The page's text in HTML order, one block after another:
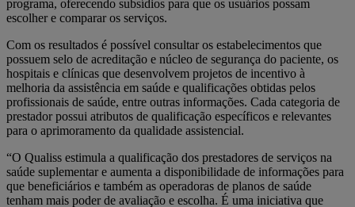
programa, oferecendo subsídios para que os usuários possam
escolher e comparar os serviços.
Com os resultados é possível consultar os estabelecimentos que
possuem selo de acreditação e núcleo de segurança do paciente, os
hospitais e clínicas que desenvolvem projetos de incentivo à
melhoria da assistência em saúde e qualificações obtidas pelos
profissionais de saúde, entre outras informações. Cada categoria de
prestador possui atributos de qualificação específicos e relevantes
para o aprimoramento da qualidade assistencial.
“O Qualiss estimula a qualificação dos prestadores de serviços na
saúde suplementar e aumenta a disponibilidade de informações para
que beneficiários e também as operadoras de planos de saúde
tenham mais poder de avaliação e escolha. É uma iniciativa que